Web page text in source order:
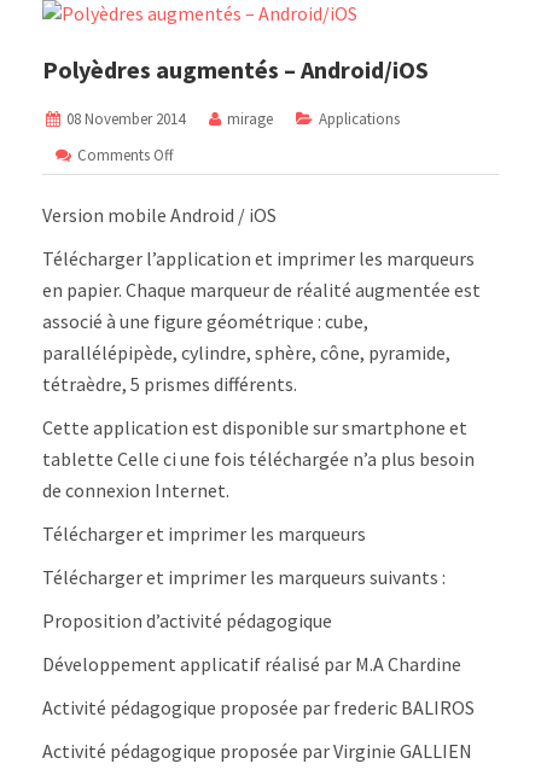
Polyèdres augmentés – Android/iOS
08 November 2014 mirage
Applications
Comments Offon
Polyèdres
–
Version mobile Android / iOS
Télécharger l’application et imprimer les marqueurs
en papier. Chaque marqueur de réalité augmentée est
associé à une figure géométrique : cube,
parallélépipède, cylindre, sphère, cône, pyramide,
tétraèdre, 5 prismes différents.
Cette application est disponible sur smartphone et
tablette Celle ci une fois téléchargée n’a plus besoin
de connexion Internet.
Télécharger et imprimer les marqueurs
Télécharger et imprimer les marqueurs suivants :
Proposition d’activité pédagogique
Développement applicatif réalisé par M.A Chardine
Activité pédagogique proposée par frederic BALIROS
Activité pédagogique proposée par Virginie GALLIEN